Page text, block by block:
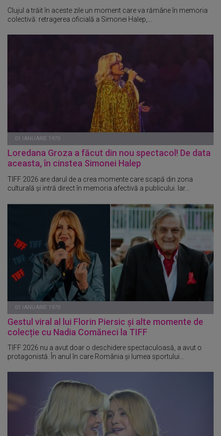
Clujul a trăit în aceste zile un moment care va rămâne în memoria
colectivă: retragerea oficială a Simonei Halep,...
01 IANUARIE 1970
Loredana Groza a făcut din nou spectacol! De data
aceasta, în cinstea Simonei Halep
TIFF 2026 are darul de a crea momente care scapă din zona
culturală și intră direct în memoria afectivă a publicului. Iar...
01 IANUARIE 1970
Gestul viral al lui Florin Piersic și alte momente de
colecție cu Nadia Comăneci la TIFF
TIFF 2026 nu a avut doar o deschidere spectaculoasă, a avut o
protagonistă. În anul în care România și lumea sportului...